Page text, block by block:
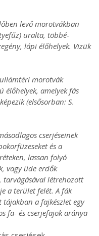
levő morotvákban
uralta, többé-
lápi élőhelyek. Vizük
morotvák
élőhelyek, amelyek fás
(elsősorban: S.
cserjéseinek
és a
lassan folyó
vagy üde erdők
tarvágásával létrehozott
a terület felét. A fák
a fajkészlet egy
fa- és cserjefajok aránya